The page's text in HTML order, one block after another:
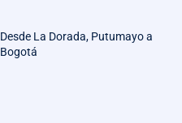
Desde La Dorada, Putumayo a
Bogotá